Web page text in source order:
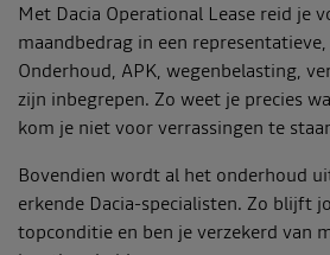
Met Dacia Operational Lease reid je
maandbedrag in een
Onderhoud, APK, wegenbelasting,
zijn inbegrepen. Zo weet je precies
kom je niet voor verrassingen te
Bovendien wordt al het onderhoud
erkende Dacia-specialisten. Zo blijft
topconditie en ben je verzekerd van